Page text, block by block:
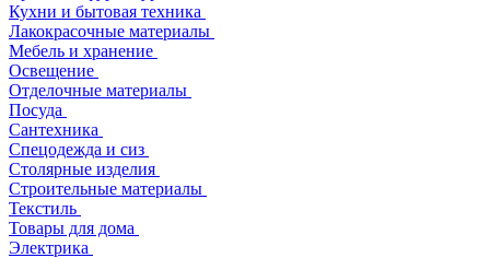
Кухни и бытовая техника
Лакокрасочные материалы
Мебель и хранение
Освещение
Отделочные материалы
Посуда
Сантехника
Спецодежда и сиз
Столярные изделия
Строительные материалы
Текстиль
Товары для дома
Электрика